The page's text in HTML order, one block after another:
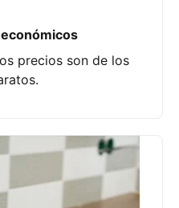
precios son de los